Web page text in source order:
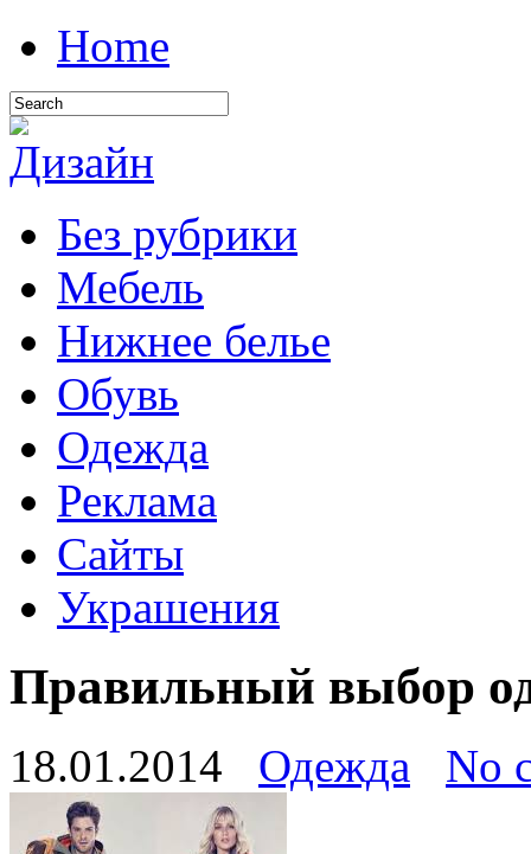
Home
Без рубрики
Мебель
Нижнее белье
Обувь
Одежда
Реклама
Сайты
Украшения
Правильный выбор
18.01.2014 Одежда No